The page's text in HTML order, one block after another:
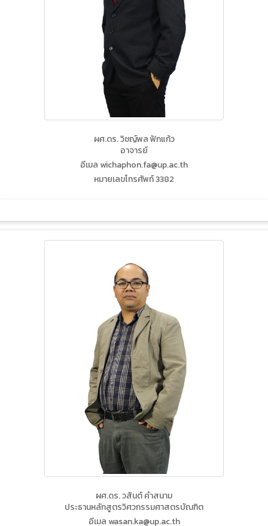
ผศ.ดร. วิชญ์พล ฟักแก้ว
อาจารย์
อีเมล wichaphon.fa@up.ac.th
หมายเลขโทรศัพท์ 3382
ผศ.ดร. วสันต์ คำสนาม
ประธานหลักสูตรวิศวกรรมศาสตรบัณฑิต
อีเมล wasan.ka@up.ac.th